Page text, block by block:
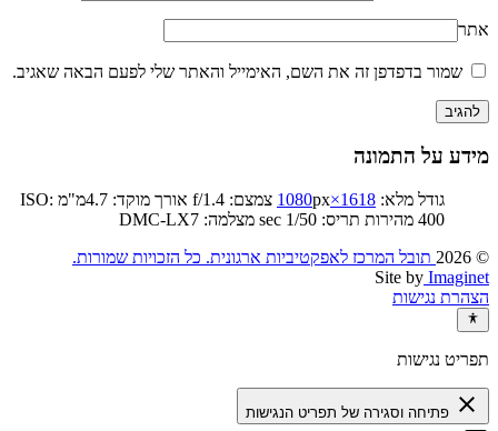
אתר
שמור בדפדפן זה את השם, האימייל והאתר שלי לפעם הבאה שאגיב.
מידע על התמונה
גודל מלא: 1618×1080
px צמצם: f/1.4 אורך מוקד: 4.7מ"מ
ISO:
400 מהירות תריס: 1/50 sec
מצלמה: DMC-LX7
© 2026
תובל המרכז לאפקטיביות ארגונית. כל הזכויות שמורות.‏
Site by Imaginet
הצהרת נגישות
תפריט נגישות
close פתיחה וסגירה של תפריט הנגישות